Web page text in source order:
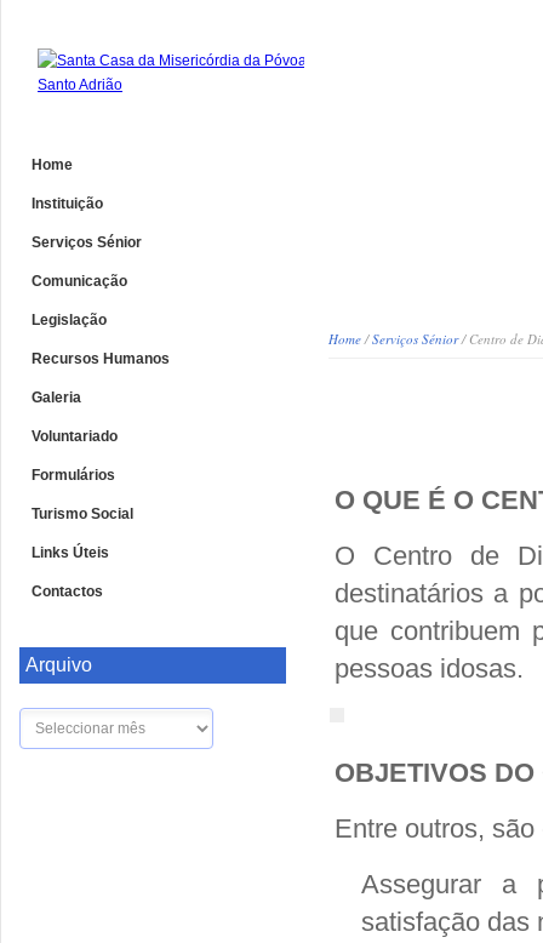
Home
Instituição
Serviços Sénior
Comunicação
Legislação
Recursos Humanos
Galeria
Voluntariado
Formulários
Turismo Social
Links Úteis
Contactos
Arquivo
Arquivo
Home/Serviços Sénior/ Centro de
O QUE É O
O Centro de
destinatários a
que contribuem
pessoas idosas.
OBJETIVOS
Entre outros,
Assegurar a
satisfação das